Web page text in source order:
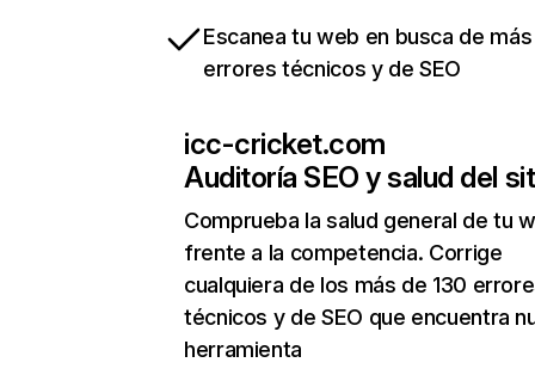
Escanea tu web en busca de
errores técnicos y de SEO
icc-cricket.com
Auditoría SEO y salud del
Comprueba la salud general de tu
frente a la competencia. Corrige
cualquiera de los más de 130
técnicos y de SEO que encuentra
herramienta